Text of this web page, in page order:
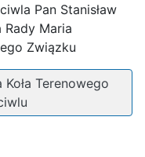
Pan Stanisław
Maria
Związku
Terenowego